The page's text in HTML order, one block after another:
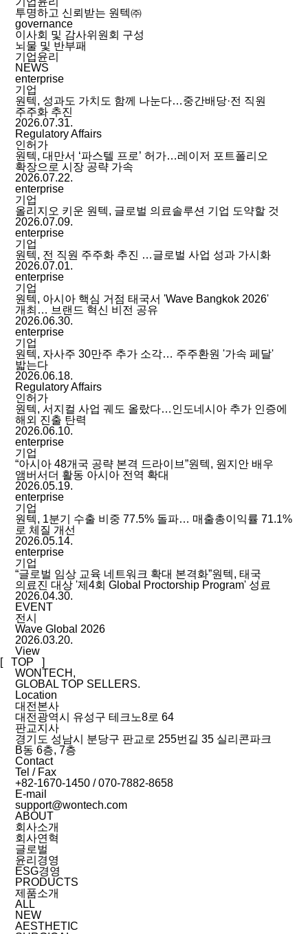
투명하고 신뢰받는 원텍㈜
governance
이사회 및 감사위원회 구성
뇌물 및 반부패
기업윤리
NEWS
enterprise
기업
원텍, 성과도 가치도 함께 나눈다…중간배당·전 직원
주주화 추진
2026.07.31.
Regulatory Affairs
인허가
원텍, 대만서 ‘파스텔 프로’ 허가…레이저 포트폴리오
확장으로 시장 공략 가속
2026.07.22.
enterprise
기업
올리지오 키운 원텍, 글로벌 의료솔루션 기업 도약할 것
2026.07.09.
enterprise
기업
원텍, 전 직원 주주화 추진 …글로벌 사업 성과 가시화
2026.07.01.
enterprise
기업
원텍, 아시아 핵심 거점 태국서 'Wave Bangkok 2026'
개최… 브랜드 혁신 비전 공유
2026.06.30.
enterprise
기업
원텍, 자사주 30만주 추가 소각… 주주환원 '가속 페달'
밟는다
2026.06.18.
Regulatory Affairs
인허가
원텍, 서지컬 사업 궤도 올랐다…인도네시아 추가 인증에
해외 진출 탄력
2026.06.10.
enterprise
기업
“아시아 48개국 공략 본격 드라이브”원텍, 원지안 배우
앰버서더 활동 아시아 전역 확대
2026.05.19.
enterprise
기업
원텍, 1분기 수출 비중 77.5% 돌파… 매출총이익률 71.1%
로 체질 개선
2026.05.14.
enterprise
기업
“글로벌 임상 교육 네트워크 확대 본격화”원텍, 태국
의료진 대상 '제4회 Global Proctorship Program' 성료
2026.04.30.
EVENT
전시
Wave Global 2026
2026.03.20.
View
[ TOP ]
WONTECH,
GLOBAL TOP SELLERS.
Location
대전본사
대전광역시 유성구 테크노8로 64
판교지사
경기도 성남시 분당구 판교로 255번길 35 실리콘파크
B동 6층, 7층
Contact
Tel / Fax
+82-1670-1450 / 070-7882-8658
E-mail
support@wontech.com
ABOUT
회사소개
회사연혁
글로벌
윤리경영
ESG경영
PRODUCTS
제품소개
ALL
NEW
AESTHETIC